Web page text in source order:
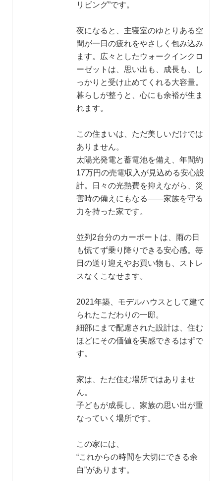
リビング”です。
夜になると、主寝室のゆとりある空
間が一日の疲れをやさしく包み込み
ます。広々としたウォークインクロ
ーゼットは、思い出も、成長も、し
っかりと受け止めてくれる大容量。
暮らしが整うと、心にも余裕が生ま
れます。
この住まいは、ただ美しいだけでは
ありません。
太陽光発電と蓄電池を備え、年間約
17万円の売電収入が見込める安心設
計。日々の光熱費を抑えながら、災
害時の備えにもなる——家族を守る
力を持った家です。
並列2台分のカーポートは、雨の日
も慌てず乗り降りできる安心感。毎
日の送り迎えやお買い物も、ストレ
スなくこなせます。
2021年築、モデルハウスとして建て
られたこだわりの一邸。
細部にまで配慮された設計は、住む
ほどにその価値を実感できるはずで
す。
家は、ただ住む場所ではありませ
ん。
子どもが成長し、家族の思い出が重
なっていく場所です。
この家には、
“これからの時間を大切にできる余
白”があります。